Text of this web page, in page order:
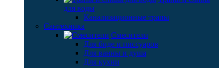
для воды
Канализационные трапы
Сантехника
Смесители
Для биде и писсуаров
Для ванны и душа
Для кухни